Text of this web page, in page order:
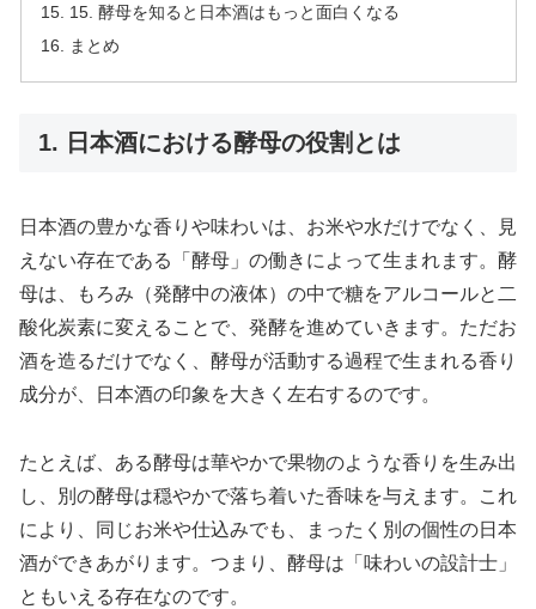
15. 酵母を知ると日本酒はもっと面白くなる
まとめ
1. 日本酒における酵母の役割とは
日本酒の豊かな香りや味わいは、お米や水だけでなく、見
えない存在である「酵母」の働きによって生まれます。酵
母は、もろみ（発酵中の液体）の中で糖をアルコールと二
酸化炭素に変えることで、発酵を進めていきます。ただお
酒を造るだけでなく、酵母が活動する過程で生まれる香り
成分が、日本酒の印象を大きく左右するのです。
たとえば、ある酵母は華やかで果物のような香りを生み出
し、別の酵母は穏やかで落ち着いた香味を与えます。これ
により、同じお米や仕込みでも、まったく別の個性の日本
酒ができあがります。つまり、酵母は「味わいの設計士」
ともいえる存在なのです。